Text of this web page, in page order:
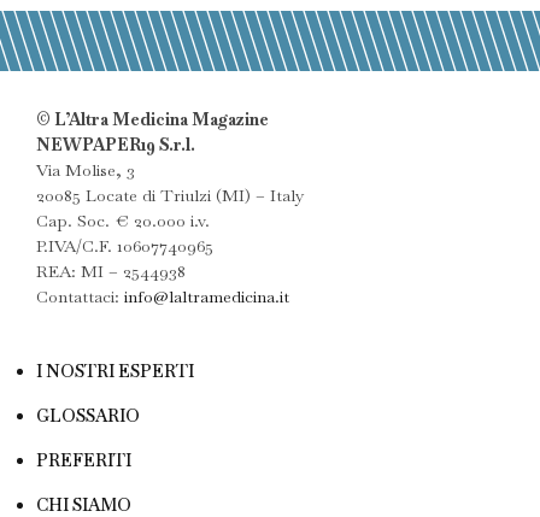
© L’Altra Medicina Magazine
NEWPAPER19 S.r.l.
Via Molise, 3
20085 Locate di Triulzi (MI) – Italy
Cap. Soc. € 20.000 i.v.
P.IVA/C.F. 10607740965
REA: MI – 2544938
Contattaci: info@laltramedicina.it
I NOSTRI ESPERTI
GLOSSARIO
PREFERITI
CHI SIAMO